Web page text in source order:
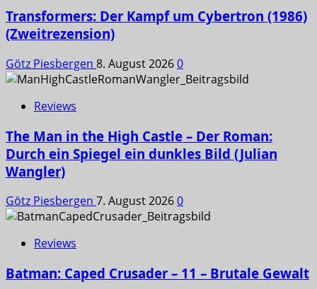
Transformers: Der Kampf um Cybertron (1986)
(Zweitrezension)
Götz Piesbergen 8. August 20260
Reviews
The Man in the High Castle – Der Roman:
Durch ein Spiegel ein dunkles Bild (Julian
Wangler)
Götz Piesbergen 7. August 20260
Reviews
Batman: Caped Crusader – 11 – Brutale Gewalt